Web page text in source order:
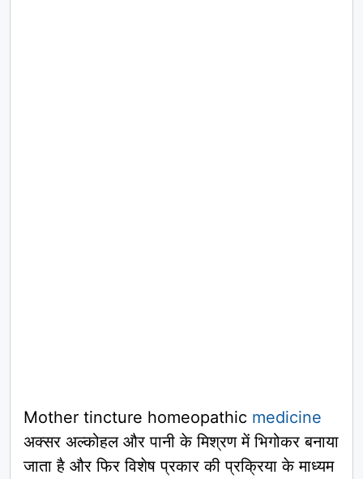
Mother tincture homeopathic medicine
अक्सर अल्कोहल और पानी के मिश्रण में भिगोकर बनाया
जाता है और फिर विशेष प्रकार की प्रक्रिया के माध्यम